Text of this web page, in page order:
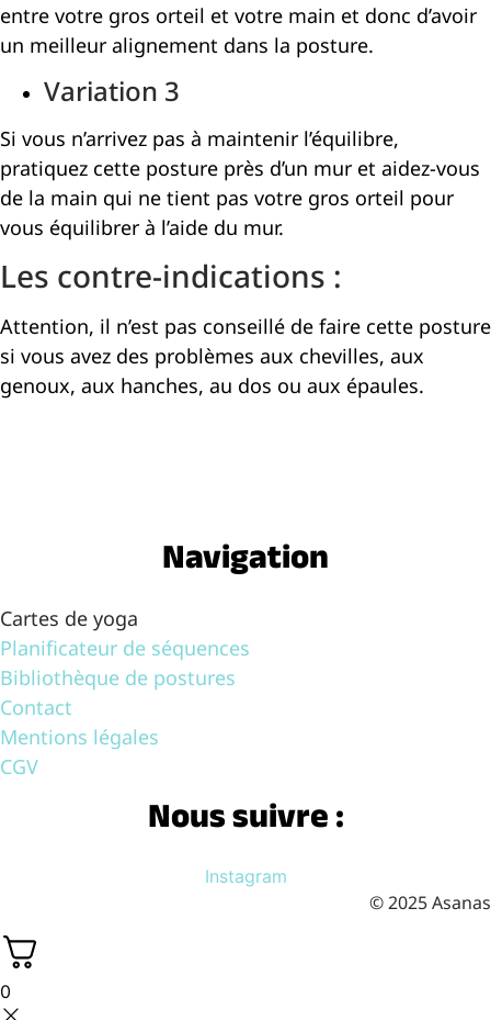
entre votre gros orteil et votre main et donc d’avoir
un meilleur alignement dans la posture.
Variation 3
Si vous n’arrivez pas à maintenir l’équilibre,
pratiquez cette posture près d’un mur et aidez-vous
de la main qui ne tient pas votre gros orteil pour
vous équilibrer à l’aide du mur.
Les contre-indications :
Attention, il n’est pas conseillé de faire cette posture
si vous avez des problèmes aux chevilles, aux
genoux, aux hanches, au dos ou aux épaules.
Navigation
Cartes de yoga
Planificateur de séquences
Bibliothèque de postures
Contact
Mentions légales
CGV
Nous suivre :
Instagram
© 2025 Asanas
0